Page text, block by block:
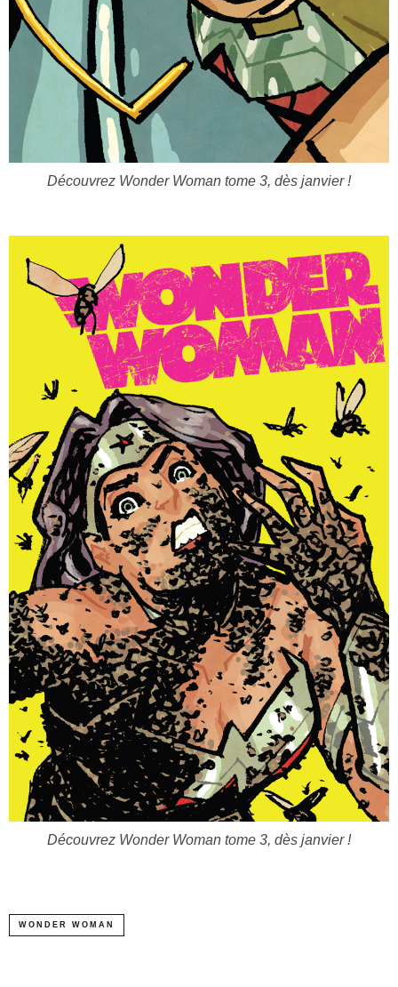
Découvrez Wonder Woman tome 3, dès janvier !
Découvrez Wonder Woman tome 3, dès janvier !
WONDER WOMAN